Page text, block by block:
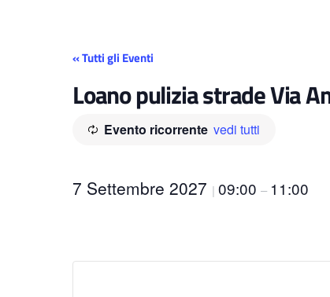
« Tutti gli Eventi
Loano pulizia strade Via
Evento ricorrente vedi tutti
7 Settembre 2027 | 09:00 – 11:00